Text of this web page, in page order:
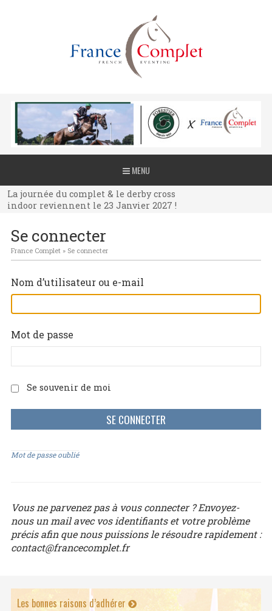
MENU
La journée du complet & le derby cross
indoor reviennent le 23 Janvier 2027 !
La journée du complet & le derby cross
indoor reviennent le 23 Janvier 2027 !
indoor reviennent le 23 Janvier 2027 !
Se connecter
France Complet» Se connecter
Nom d’utilisateur ou e-mail
Mot de passe
Se souvenir de moi
Mot de passe oublié
Vous ne parvenez pas à vous connecter ? Envoyez-
nous un mail avec vos identifiants et votre problème
précis afin que nous puissions le résoudre rapidement :
contact@francecomplet.fr
Les bonnes raisons d’adhérer